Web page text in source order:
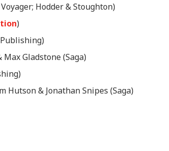
Hodder & Stoughton)
)
Publishing)
Gladstone (Saga)
Hutson & Jonathan Snipes (Saga)